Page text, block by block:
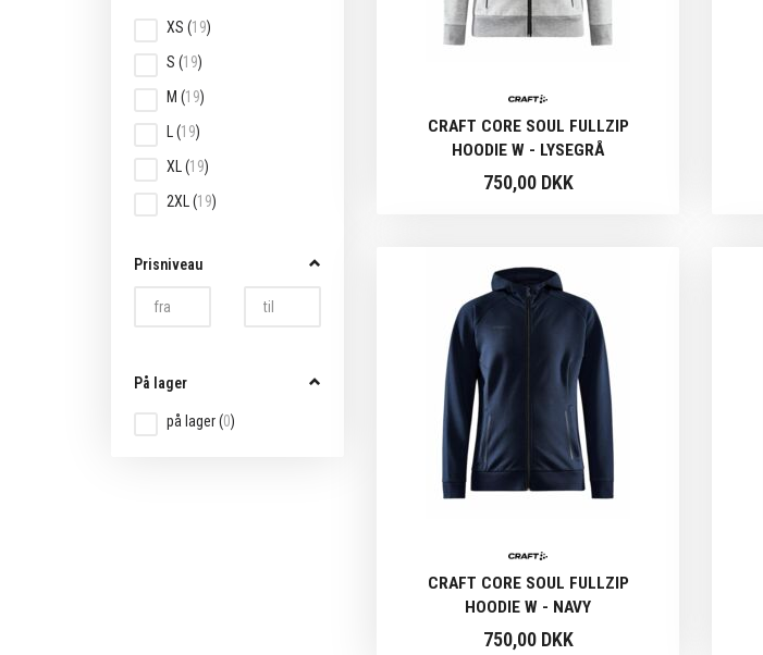
XS (19)
S (19)
M (19)
(19)
XL (19)
2XL (19)
Prisniveau
På lager
på lager(0)
CRAFT CORE SOUL FULLZIP
HOODIE W - LYSEGRÅ
750,00 DKK
CRAFT CORE SOUL FULLZIP
HOODIE W - NAVY
750,00 DKK